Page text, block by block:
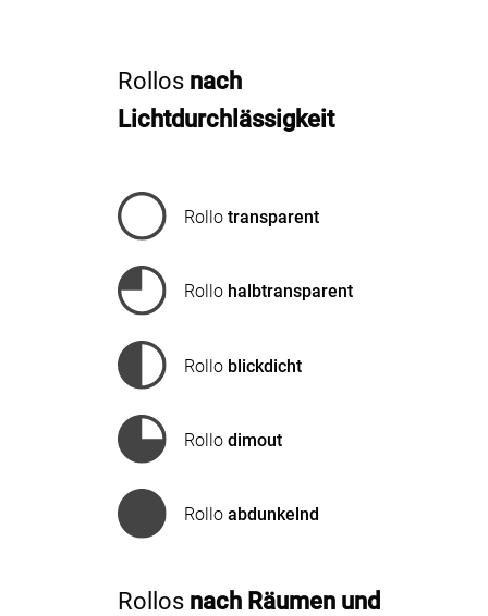
Rollos nach
Lichtdurchlässigkeit
Rollotransparent
Rollo halbtransparent
Rollo blickdicht
Rollodimout
Rolloabdunkelnd
Rollos nach Räumen und